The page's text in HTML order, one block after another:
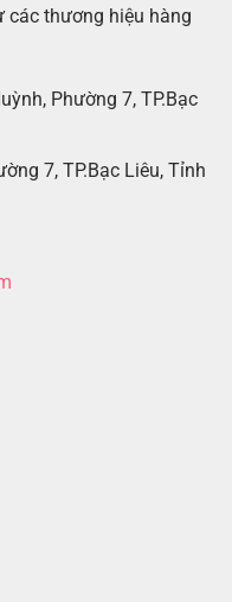
các thương hiệu hàng
Phường 7, TP.Bạc
7, TP.Bạc Liêu, Tỉnh